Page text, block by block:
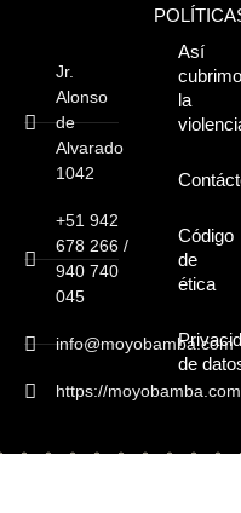
lleno de
Jr.
Alonso
de
Alvarado
1042
+51 942
678 266 /
940 740
045
info@moyobamba.com
https://moyobamba.com
Así
la
Código
de
ética
de